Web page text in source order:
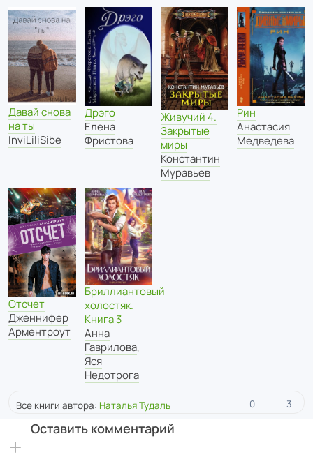
Давай снова
на ты
InviLiliSibe
Дрэго
Елена
Фристова
Живучий 4.
Закрытые
миры
Константин
Муравьев
Рин
Анастасия
Медведева
Отсчет
Дженнифер
Арментроут
Бриллиантовый
холостяк.
Книга 3
Анна
Гаврилова,
Яся
Недотрога
Все книги автора: Наталья Тудаль 0 3
Оставить комментарий